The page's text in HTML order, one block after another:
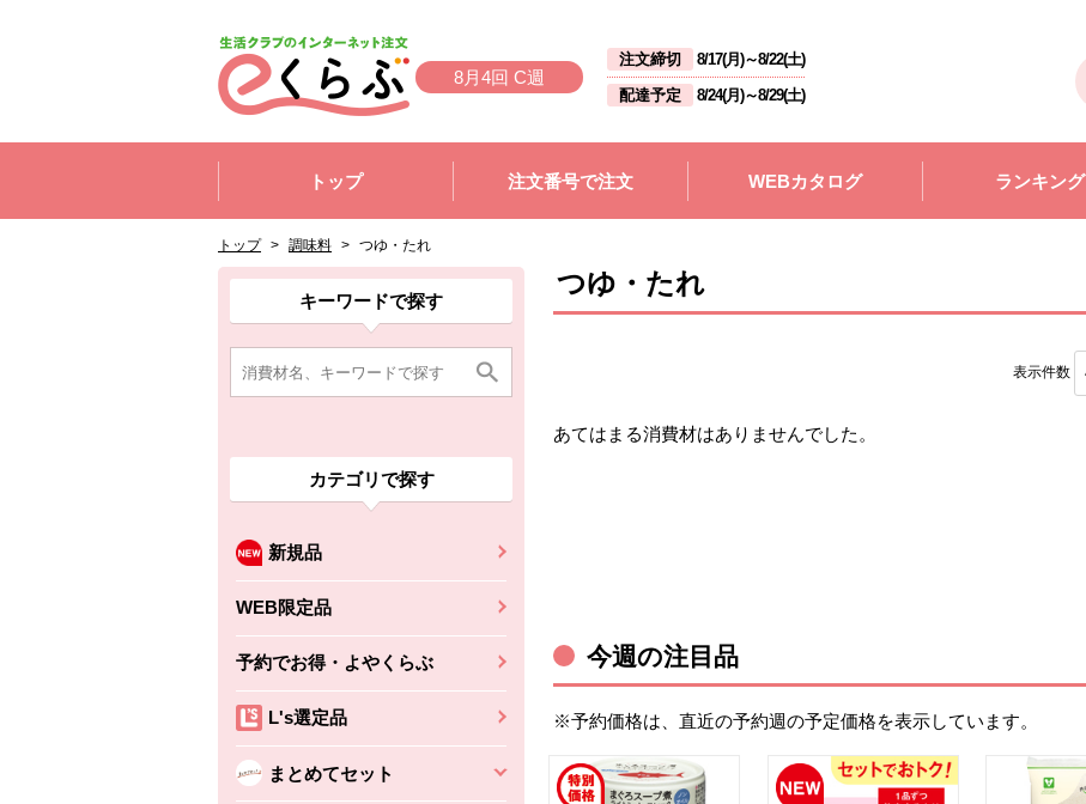
8月4回 C週
注文締切 8/17(月)～8/22(土)
配達予定
8/24(月)～8/29(土)
トップ
注文番号で注文 WEBカタログ ランキング
トップ > 調味料 > つゆ・たれ
ここから消費材検索メニューです。
キーワードで探す
カテゴリで探す
新規品
WEB限定品
予約でお得・よやくらぶ
L's選定品
まとめてセット
消費材検索メニューここまで。
ここから本文です。
ここから組合員向けメニューです。
組合員向けメニューここまで。
ここから本文です。 つゆ・たれ
表示件数
あてはまる消費材はありませんでした。
今週の注目品
※予約価格は、直近の予約週の予定価格を表示しています。